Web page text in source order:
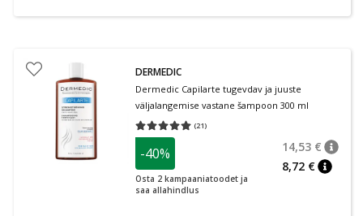
DERMEDIC
Dermedic Capilarte tugevdav ja juuste
väljalangemise vastane šampoon 300 ml
(21)
Keskmine hinnang 5.00
-40%
Osta 2 kampaaniatoodet ja
saa allahindlus
14,53 €
8,72 €